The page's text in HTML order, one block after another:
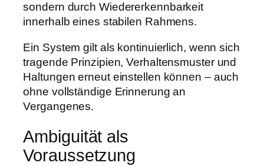
sondern durch Wiedererkennbarkeit
innerhalb eines stabilen Rahmens.
Ein System gilt als kontinuierlich, wenn sich
tragende Prinzipien, Verhaltensmuster und
Haltungen erneut einstellen können – auch
ohne vollständige Erinnerung an
Vergangenes.
Ambiguität als
Voraussetzung